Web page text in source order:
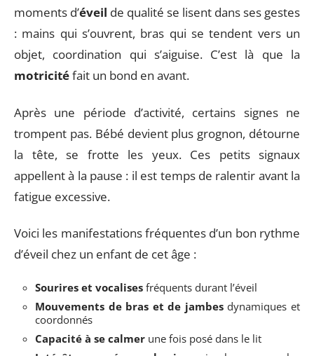
moments d’éveil de qualité se lisent dans ses gestes
: mains qui s’ouvrent, bras qui se tendent vers un
objet, coordination qui s’aiguise. C’est là que la
motricitéfait un bond en avant.
Après une période d’activité, certains signes ne
trompent pas. Bébé devient plus grognon, détourne
la tête, se frotte les yeux. Ces petits signaux
appellent à la pause : il est temps de ralentir avant la
fatigue excessive.
Voici les manifestations fréquentes d’un bon rythme
d’éveil chez un enfant de cet âge :
Sourires et vocalises fréquents durant l’éveil
Mouvements de bras et de jambesdynamiques et
coordonnés
Capacité à se calmer une fois posé dans le lit